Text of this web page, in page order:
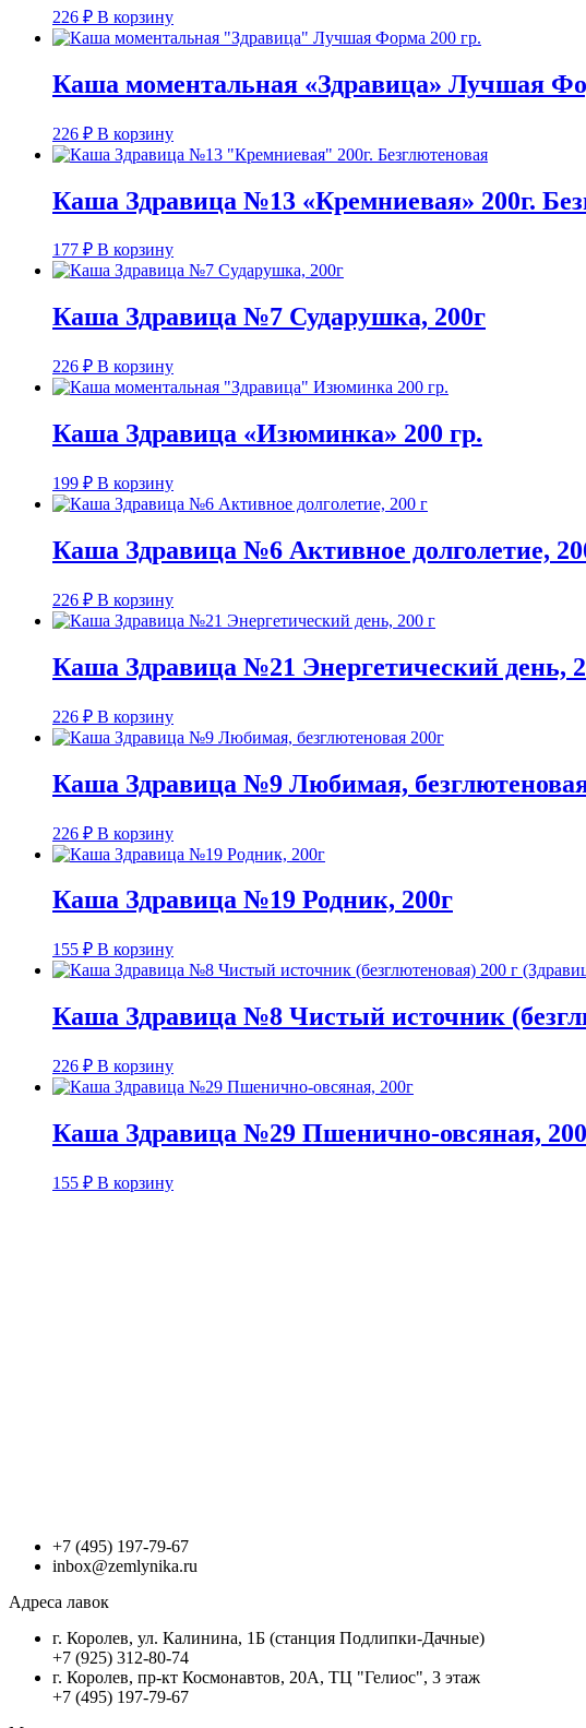
226 ₽ В корзину
Каша моментальная «Здравица» Лучшая
226 ₽ В корзину
Каша Здравица №13 «Кремниевая» 200г.
177 ₽ В корзину
Каша Здравица №7 Сударушка, 200г
226 ₽ В корзину
Каша Здравица «Изюминка» 200 гр.
199 ₽ В корзину
Каша Здравица №6 Активное долголетие,
226 ₽ В корзину
Каша Здравица №21 Энергетический день,
226 ₽ В корзину
Каша Здравица №9 Любимая,
226 ₽ В корзину
Каша Здравица №19 Родник, 200г
155 ₽ В корзину
Каша Здравица №8 Чистый источник
226 ₽ В корзину
Каша Здравица №29 Пшенично-овсяная,
155 ₽ В корзину
+7 (495) 197-79-67
inbox@zemlynika.ru
Адреса лавок
г. Королев, ул. Калинина, 1Б (станция Подлипки-Дачные)
+7 (925) 312-80-74
г. Королев, пр-кт Космонавтов, 20А, ТЦ "Гелиос", 3 этаж
+7 (495) 197-79-67